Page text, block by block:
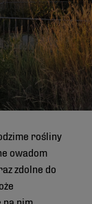
rośliny
owadom
zdolne do
na nim